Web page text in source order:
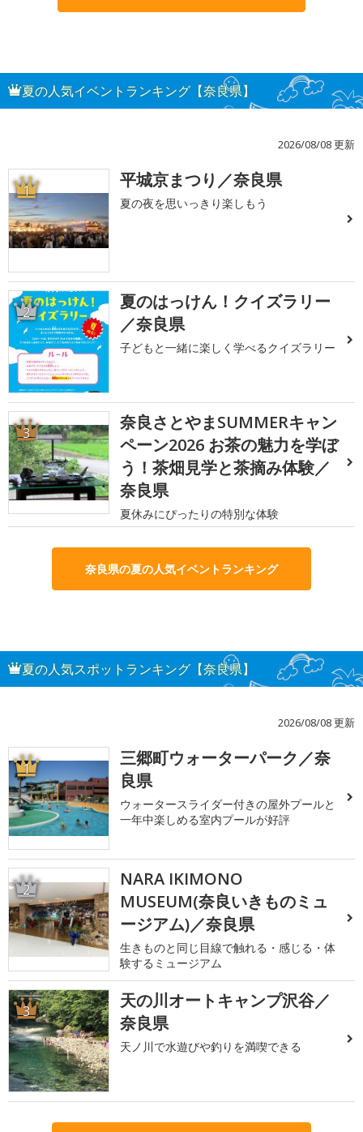
夏の人気イベントランキング【奈良県】
2026/08/08 更新
1 平城京まつり／奈良県
夏の夜を思いっきり楽しもう
2
夏のはっけん！クイズラリー
／奈良県
子どもと一緒に楽しく学べるクイズラリー
3
奈良さとやまSUMMERキャン
ペーン2026 お茶の魅力を学ぼ
う！茶畑見学と茶摘み体験／
奈良県
夏休みにぴったりの特別な体験
奈良県の夏の人気イベントランキング
夏の人気スポットランキング【奈良県】
2026/08/08 更新
1
三郷町ウォーターパーク／奈
良県
ウォータースライダー付きの屋外プールと
一年中楽しめる室内プールが好評
2
NARA IKIMONO
MUSEUM(奈良いきものミュ
ージアム)／奈良県
生きものと同じ目線で触れる・感じる・体
験するミュージアム
3
天の川オートキャンプ沢谷／
奈良県
天ノ川で水遊びや釣りを満喫できる